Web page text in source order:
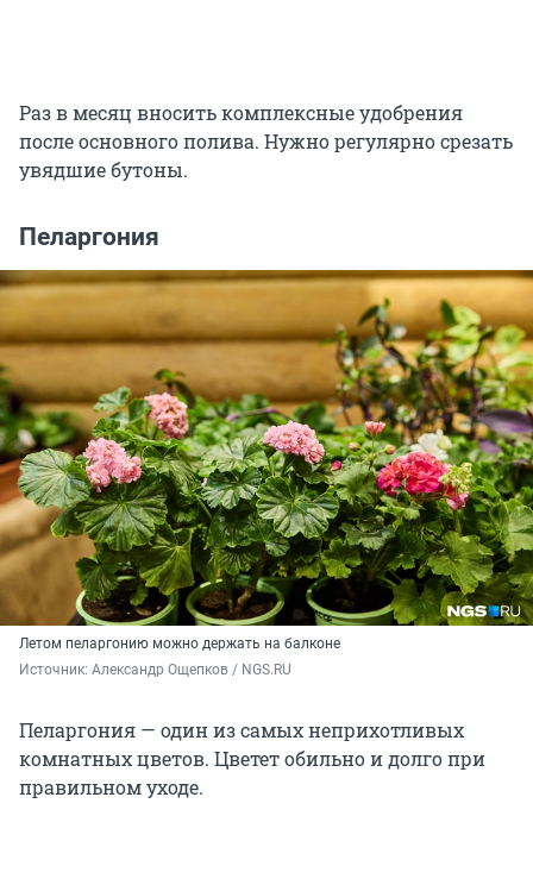
Раз в месяц вносить комплексные удобрения
после основного полива. Нужно регулярно срезать
увядшие бутоны.
Пеларгония
Летом пеларгонию можно держать на балконе
Источник: Александр Ощепков / NGS.RU
Пеларгония — один из самых неприхотливых
комнатных цветов. Цветет обильно и долго при
правильном уходе.